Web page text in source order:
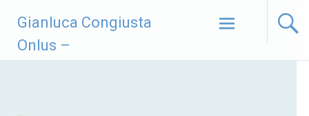
contenuto
Gianluca Congiusta
Onlus –